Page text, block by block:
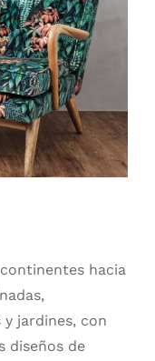
hacia
jardines, con
diseños de